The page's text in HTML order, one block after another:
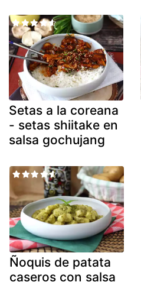
Setas a la coreana
- setas shiitake en
salsa gochujang
Ñoquis de patata
caseros con salsa